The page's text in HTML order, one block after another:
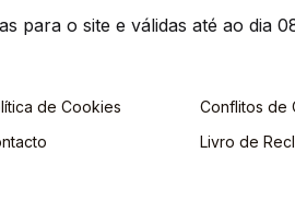
para o site e válidas até ao dia
de Cookies
Conflitos de
Livro de